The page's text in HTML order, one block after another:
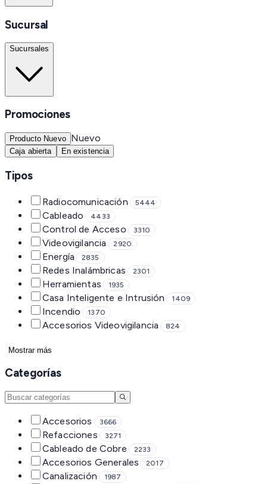
Sucursal
Sucursales
Promociones
Producto Nuevo Nuevo
Caja abierta En existencia
Tipos
Radiocomunicación 5444
Cableado 4433
Control de Acceso 3310
Videovigilancia 2920
Energía 2835
Redes Inalámbricas 2301
Herramientas 1935
Casa Inteligente e Intrusión 1409
Incendio 1370
Accesorios Videovigilancia 824
Mostrar más
Categorías
Accesorios 3666
Refacciones 3271
Cableado de Cobre 2233
Accesorios Generales 2017
Canalización 1987